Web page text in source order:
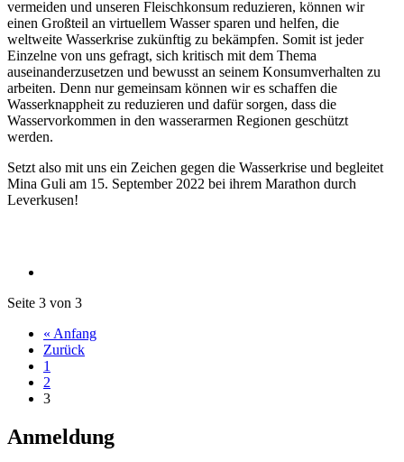
vermeiden und unseren Fleischkonsum reduzieren, können wir
einen Großteil an virtuellem Wasser sparen und helfen, die
weltweite Wasserkrise zukünftig zu bekämpfen. Somit ist jeder
Einzelne von uns gefragt, sich kritisch mit dem Thema
auseinanderzusetzen und bewusst an seinem Konsumverhalten zu
arbeiten. Denn nur gemeinsam können wir es schaffen die
Wasserknappheit zu reduzieren und dafür sorgen, dass die
Wasservorkommen in den wasserarmen Regionen geschützt
werden.
Setzt also mit uns ein Zeichen gegen die Wasserkrise und begleitet
Mina Guli am 15. September 2022 bei ihrem Marathon durch
Leverkusen!
Seite 3 von 3
« Anfang
Zurück
1
2
3
Anmeldung